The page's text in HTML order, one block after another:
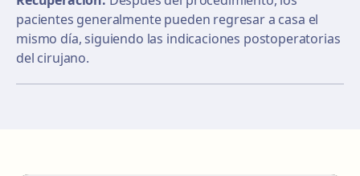
pacientes generalmente pueden regresar a casa el
mismo día, siguiendo las indicaciones postoperatorias
del cirujano.